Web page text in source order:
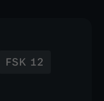
FSK 12